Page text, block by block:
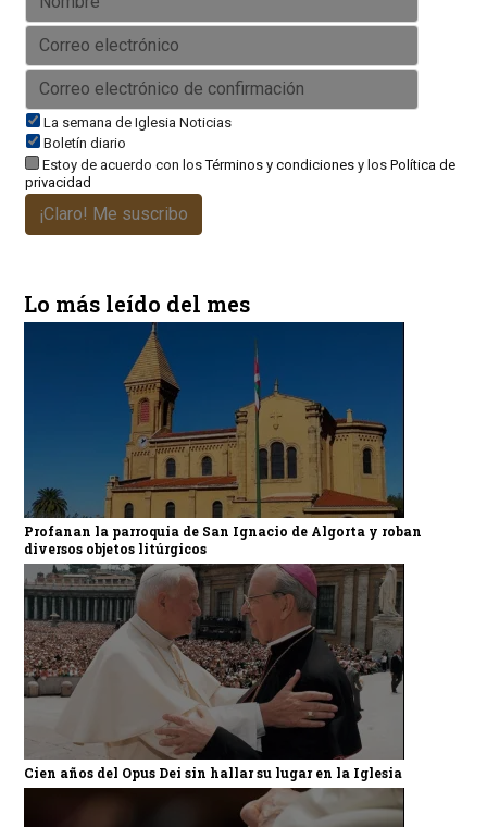
La semana de Iglesia Noticias
Boletín diario
Estoy de acuerdo con losTérminos y condicionesy los Política de
privacidad
¡Claro! Me suscribo
Lo más leído del mes
Profanan la parroquia de San Ignacio de Algorta y roban
diversos objetos litúrgicos
Cien años del Opus Dei sin hallar su lugar en la Iglesia